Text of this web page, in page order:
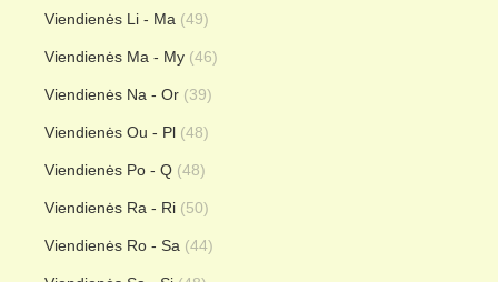
Viendienės Li - Ma (49)
Viendienės Ma - My (46)
Viendienės Na - Or (39)
Viendienės Ou - Pl (48)
Viendienės Po - Q (48)
Viendienės Ra - Ri (50)
Viendienės Ro - Sa (44)